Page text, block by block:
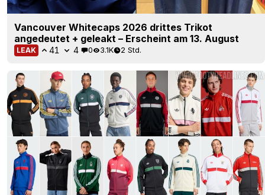
Vancouver Whitecaps 2026 drittes Trikot
angedeutet + geleakt – Erscheint am 13. August
LEAK 41 4 0 3.1K 2 Std.